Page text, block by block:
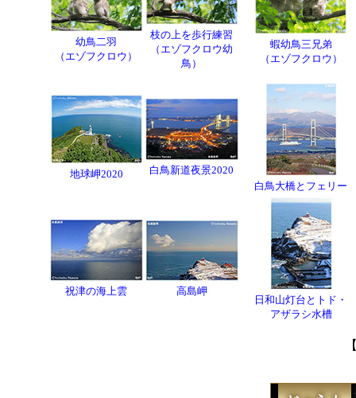
幼鳥二羽
（エゾフクロウ）
枝の上を歩行練習
（エゾフクロウ幼
鳥）
蝦幼鳥三兄弟
（エゾフクロウ）
地球岬2020
白鳥新道夜景2020
白鳥大橋とフェリー
祝津の海上雲 高島岬
日和山灯台とトド・
アザラシ水槽